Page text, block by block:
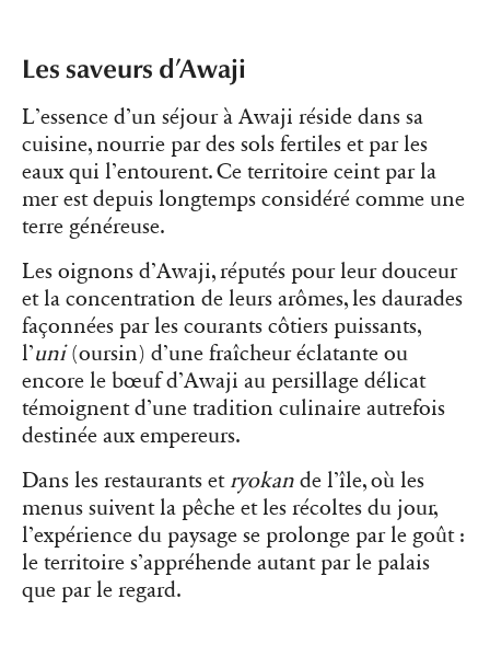
Les saveurs d’Awaji
L’essence d’un séjour à Awaji réside dans sa
cuisine, nourrie par des sols fertiles et par les
eaux qui l’entourent. Ce territoire ceint par la
mer est depuis longtemps considéré comme une
terre généreuse.
Les oignons d’Awaji, réputés pour leur douceur
et la concentration de leurs arômes, les daurades
façonnées par les courants côtiers puissants,
l’uni(oursin) d’une fraîcheur éclatante ou
encore le bœuf d’Awaji au persillage délicat
témoignent d’une tradition culinaire autrefois
destinée aux empereurs.
Dans les restaurants et ryokan de l’île, où les
menus suivent la pêche et les récoltes du jour,
l’expérience du paysage se prolonge par le goût :
le territoire s’appréhende autant par le palais
que par le regard.